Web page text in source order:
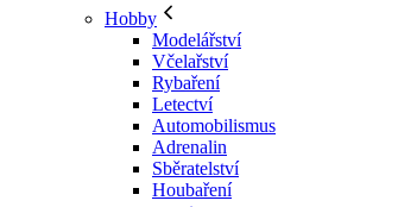
Hobby
Modelářství
Včelařství
Rybaření
Letectví
Automobilismus
Adrenalin
Sběratelství
Houbaření